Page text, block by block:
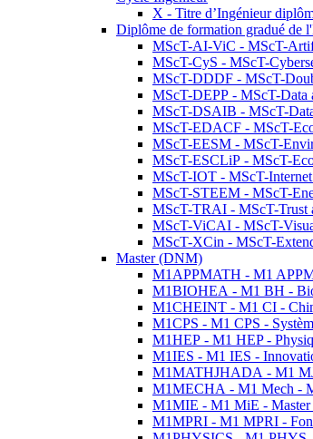
X - Titre d’Ingénieur
Diplôme de formation gradué de
MScT-AI-ViC - MScT-
MScT-CyS - MScT-
MScT-DDDF - MScT-
MScT-DEPP - MScT-Data
MScT-DSAIB - MScT-
MScT-EDACF - MScT-
MScT-EESM - MScT-
MScT-ESCLiP - MScT-
MScT-IOT - MScT-
MScT-STEEM - MScT-
MScT-TRAI - MScT-Trust
MScT-ViCAI - MScT-
MScT-XCin - MScT-
Master (DNM)
M1APPMATH - M1
M1BIOHEA - M1 BH -
M1CHEINT - M1 CI -
M1CPS - M1 CPS -
M1HEP - M1 HEP -
M1IES - M1 IES -
M1MATHJHADA - M1
M1MECHA - M1 Mech -
M1MIE - M1 MiE - Master
M1MPRI - M1 MPRI -